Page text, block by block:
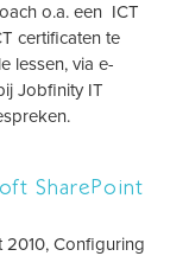
o.a. een ICT
certificaten te
lessen, via e-
Jobfinity IT
SharePoint
2010, Configuring